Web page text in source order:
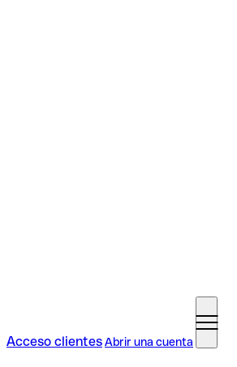
Acceso clientesAbrir una cuenta